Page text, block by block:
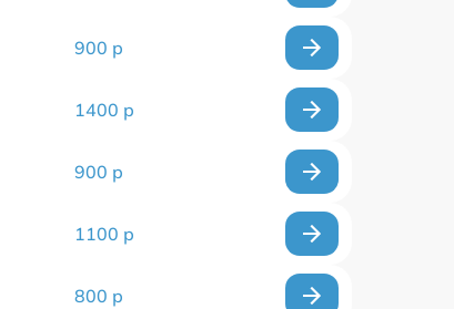
900 р
1400 р
900 р
1100 р
800 р